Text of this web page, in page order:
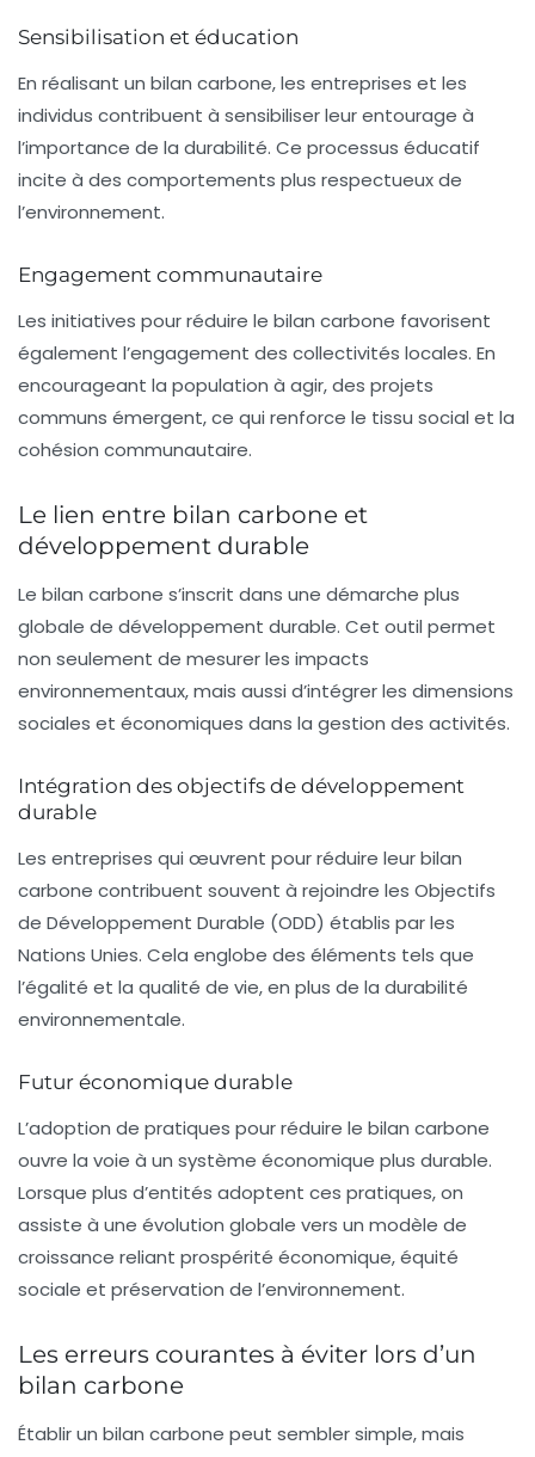
Sensibilisation et éducation
En réalisant un bilan carbone, les entreprises et les
individus contribuent à sensibiliser leur entourage à
l’importance de la durabilité. Ce processus éducatif
incite à des comportements plus respectueux de
l’environnement.
Engagement communautaire
Les initiatives pour réduire le bilan carbone favorisent
également l’engagement des collectivités locales. En
encourageant la population à agir, des projets
communs émergent, ce qui renforce le tissu social et la
cohésion communautaire.
Le lien entre bilan carbone et
développement durable
Le bilan carbone s’inscrit dans une démarche plus
globale de développement durable. Cet outil permet
non seulement de mesurer les impacts
environnementaux, mais aussi d’intégrer les dimensions
sociales et économiques dans la gestion des activités.
Intégration des objectifs de développement
durable
Les entreprises qui œuvrent pour réduire leur bilan
carbone contribuent souvent à rejoindre les Objectifs
de Développement Durable (ODD) établis par les
Nations Unies. Cela englobe des éléments tels que
l’égalité et la qualité de vie, en plus de la durabilité
environnementale.
Futur économique durable
L’adoption de pratiques pour réduire le bilan carbone
ouvre la voie à un système économique plus durable.
Lorsque plus d’entités adoptent ces pratiques, on
assiste à une évolution globale vers un modèle de
croissance reliant prospérité économique, équité
sociale et préservation de l’environnement.
Les erreurs courantes à éviter lors d’un
bilan carbone
Établir un bilan carbone peut sembler simple, mais